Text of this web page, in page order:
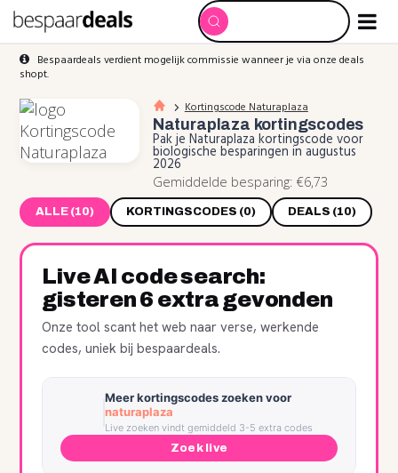
Bespaardeals verdient mogelijk commissie wanneer je via onze deals
shopt.
Kortingscode Naturaplaza
Naturaplaza kortingscodes
Pak je Naturaplaza kortingscode voor
biologische besparingen in augustus
2026
Gemiddelde besparing: €6,73
ALLE (10) KORTINGSCODES (0) DEALS (10)
Live AI code search:
gisteren 6 extra gevonden
Onze tool scant het web naar verse, werkende
codes, uniek bij bespaardeals.
Meer kortingscodes zoeken voor
naturaplaza
Live zoeken vindt gemiddeld 3-5 extra codes
Zoek live